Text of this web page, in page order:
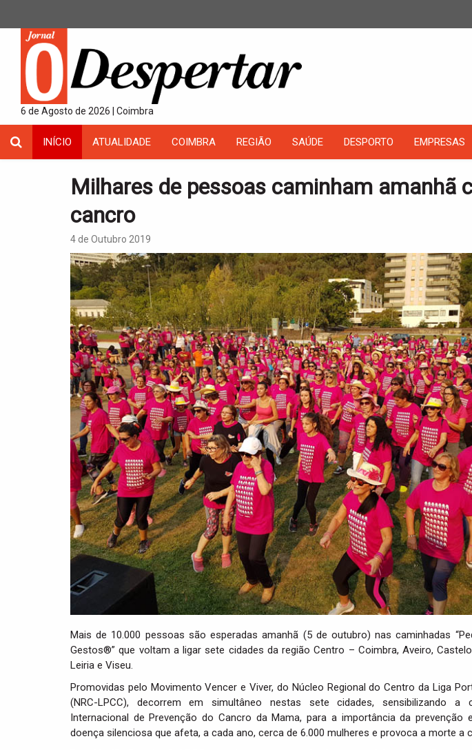
6 de Agosto de 2026 | Coimbra
INÍCIO ATUALIDADE COIMBRA REGIÃO SAÚDE DESPORTO EMPRESAS
Milhares de pessoas caminham amanhã
cancro
4 de Outubro 2019
Mais de 10.000 pessoas são esperadas amanhã (5 de outubro) nas caminhadas
Gestos®” que voltam a ligar sete cidades da região Centro – Coimbra, Aveiro, Castelo
Leiria e Viseu.
Promovidas pelo Movimento Vencer e Viver, do Núcleo Regional do Centro da Liga
(NRC-LPCC), decorrem em simultâneo nestas sete cidades, sensibilizando a
Internacional de Prevenção do Cancro da Mama, para a importância da prevenção
doença silenciosa que afeta, a cada ano, cerca de 6.000 mulheres e provoca a morte a